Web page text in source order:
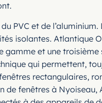
PVC et de
isolantes. Atlantique
et une
qui permettent,
rectangulaires,
fenêtres à